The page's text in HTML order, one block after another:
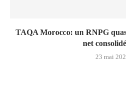
TAQA Morocco: un RNPG
net
23 mai